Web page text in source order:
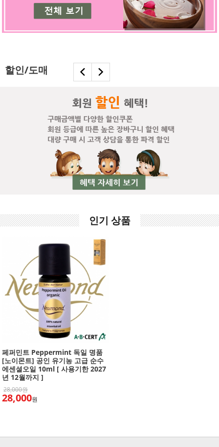
할인/도매
인기 상품
페퍼민트 Peppermint 독일 명품
[노이몬트] 공인 유기농 고급 순수
에센셜오일 10ml [ 사용기한 2027
년 12월까지 ]
28,000원
28,000원